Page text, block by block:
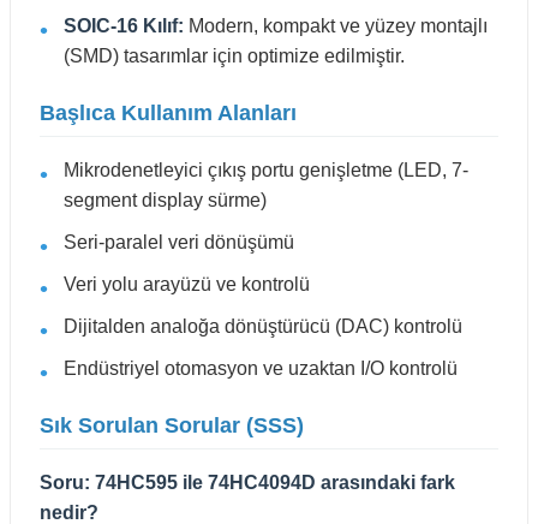
SOIC-16 Kılıf: Modern, kompakt ve yüzey montajlı
(SMD) tasarımlar için optimize edilmiştir.
Başlıca Kullanım Alanları
Mikrodenetleyici çıkış portu genişletme (LED, 7-
segment display sürme)
Seri-paralel veri dönüşümü
Veri yolu arayüzü ve kontrolü
Dijitalden analoğa dönüştürücü (DAC) kontrolü
Endüstriyel otomasyon ve uzaktan I/O kontrolü
Sık Sorulan Sorular (SSS)
Soru: 74HC595 ile 74HC4094D arasındaki fark
nedir?